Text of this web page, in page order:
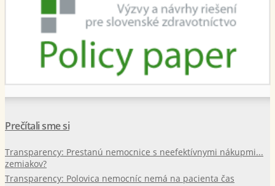
Prečítali sme si
Transparency: Prestanú nemocnice s neefektívnymi nákupmi...
zemiakov?
Transparency: Polovica nemocníc nemá na pacienta čas